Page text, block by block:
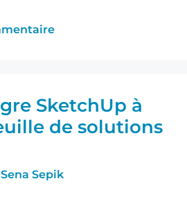
SketchUp à
de solutions
Sena Sepik